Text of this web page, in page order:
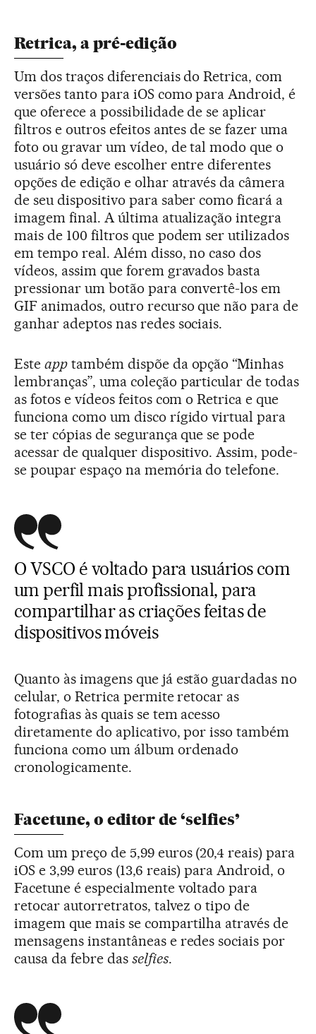
Retrica, a pré-edição
Um dos traços diferenciais do Retrica, com
versões tanto para iOS como para Android, é
que oferece a possibilidade de se aplicar
filtros e outros efeitos antes de se fazer uma
foto ou gravar um vídeo, de tal modo que o
usuário só deve escolher entre diferentes
opções de edição e olhar através da câmera
de seu dispositivo para saber como ficará a
imagem final. A última atualização integra
mais de 100 filtros que podem ser utilizados
em tempo real. Além disso, no caso dos
vídeos, assim que forem gravados basta
pressionar um botão para convertê-los em
GIF animados, outro recurso que não para de
ganhar adeptos nas redes sociais.
Este apptambém dispõe da opção “Minhas
lembranças”, uma coleção particular de todas
as fotos e vídeos feitos com o Retrica e que
funciona como um disco rígido virtual para
se ter cópias de segurança que se pode
acessar de qualquer dispositivo. Assim, pode-
se poupar espaço na memória do telefone.
O VSCO é voltado para usuários com
um perfil mais profissional, para
compartilhar as criações feitas de
dispositivos móveis
Quanto às imagens que já estão guardadas no
celular, o Retrica permite retocar as
fotografias às quais se tem acesso
diretamente do aplicativo, por isso também
funciona como um álbum ordenado
cronologicamente.
Facetune, o editor de ‘selfies’
Com um preço de 5,99 euros (20,4 reais) para
iOS e 3,99 euros (13,6 reais) para Android, o
Facetune é especialmente voltado para
retocar autorretratos, talvez o tipo de
imagem que mais se compartilha através de
mensagens instantâneas e redes sociais por
causa da febre das selfies.